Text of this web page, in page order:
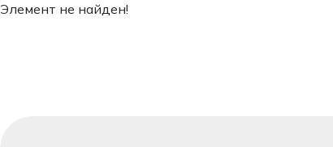
Элемент не найден!